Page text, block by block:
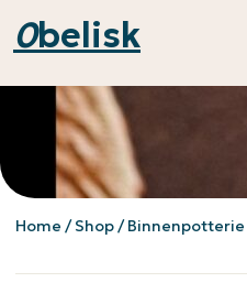
0belisk
Home /Shop/Binnenpotterie